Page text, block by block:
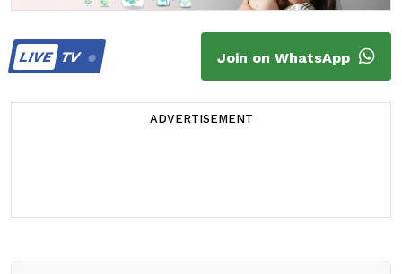
LIVETV Join on WhatsApp
ADVERTISEMENT